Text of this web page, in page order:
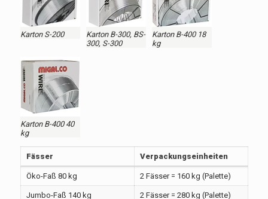
Karton S-200
Karton B-300, BS-
300, S-300
Karton B-400 18
kg
Karton B-400 40
kg
Fässer Verpackungseinheiten
Öko-Faß 80 kg 2 Fässer = 160 kg (Palette)
Jumbo-Faß 140 kg 2 Fässer = 280 kg (Palette)